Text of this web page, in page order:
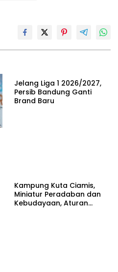
Jelang Liga 1 2026/2027,
Persib Bandung Ganti
Brand Baru
Kampung Kuta Ciamis,
Miniatur Peradaban dan
Kebudayaan, Aturan